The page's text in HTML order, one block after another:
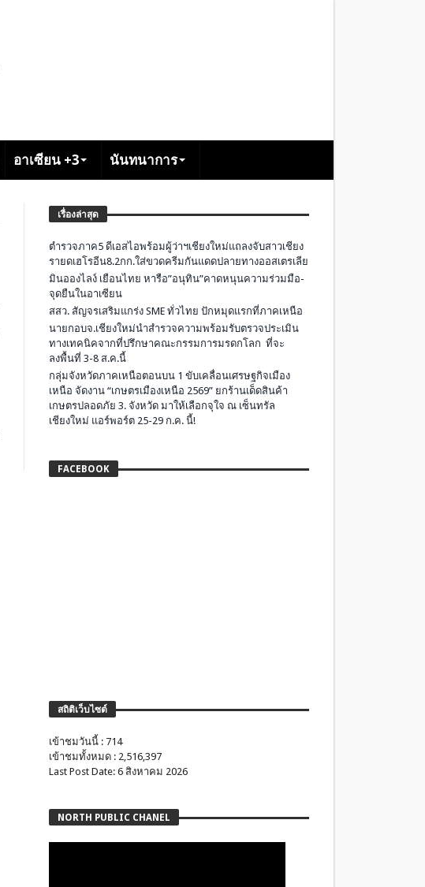
อาเซียน +3 นันทนาการ
เรื่องล่าสุด
ตำรวจภาค5 ดีเอสไอพร้อมผู้ว่าฯเชียงใหม่แถลงจับสาวเชียง
รายดเฮโรอีน8.2กก.ใส่ขวดครีมกันแดดปลายทางออสเตรเลีย
มินอองไลง์ เยือนไทย หารือ”อนุทิน”คาดหนุนความร่วมมือ-
จุดยืนในอาเซียน
สสว. สัญจรเสริมแกร่ง SME ทั่วไทย ปักหมุดแรกที่ภาคเหนือ
นายกอบจ.เชียงใหม่นำสำรวจความพร้อมรับตรวจประเมิน
ทางเทคนิคจากที่ปรึกษาคณะกรรมการมรดกโลก ที่จะ
ลงพื้นที่ 3-8 ส.ค.นี้
กลุ่มจังหวัดภาคเหนือตอนบน 1 ขับเคลื่อนเศรษฐกิจเมือง
เหนือ จัดงาน “เกษตรเมืองเหนือ 2569” ยกร้านเด็ดสินค้า
เกษตรปลอดภัย 3. จังหวัด มาให้เลือกจุใจ ณ เซ็นทรัล
เชียงใหม่ แอร์พอร์ต 25-29 ก.ค. นี้!
FACEBOOK
สถิติเว็บไซต์
เข้าชมวันนี้ : 714
เข้าชมทั้งหมด : 2,516,397
Last Post Date: 6 สิงหาคม 2026
NORTH PUBLIC CHANEL